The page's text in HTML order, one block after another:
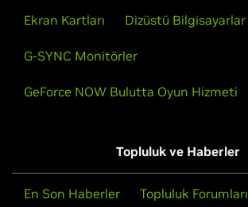
Ekran Kartları Dizüstü Bilgisayarlar
G-SYNC Monitörler
GeForce NOW Bulutta Oyun Hizmeti
Topluluk ve Haberler
En Son Haberler Topluluk Forumları